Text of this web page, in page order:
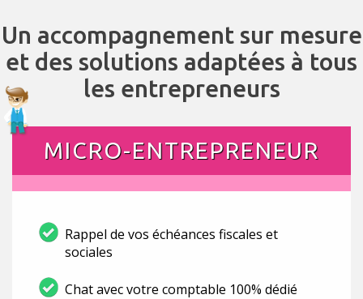
Un accompagnement sur mesure
et des solutions adaptées à tous
les entrepreneurs
MICRO-ENTREPRENEUR
Rappel de vos échéances fiscales et
sociales
Chat avec votre comptable 100% dédié